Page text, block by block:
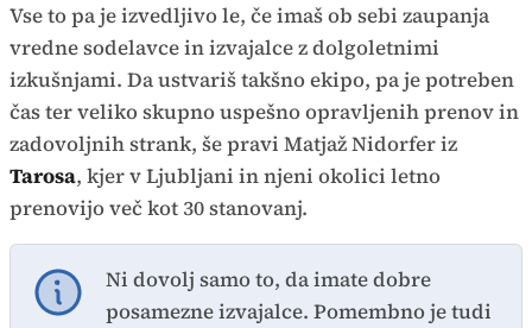
Vse to pa je izvedljivo le, če imaš ob sebi zaupanja
vredne sodelavce in izvajalce z dolgoletnimi
izkušnjami. Da ustvariš takšno ekipo, pa je potreben
čas ter veliko skupno uspešno opravljenih prenov in
zadovoljnih strank, še pravi Matjaž Nidorfer iz
Tarosa, kjer v Ljubljani in njeni okolici letno
prenovijo več kot 30 stanovanj.
Ni dovolj samo to, da imate dobre
posamezne izvajalce. Pomembno je tudi